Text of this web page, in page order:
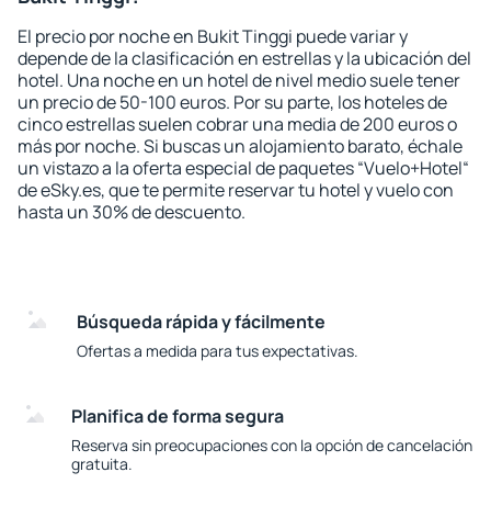
El precio por noche en Bukit Tinggi puede variar y
depende de la clasificación en estrellas y la ubicación del
hotel. Una noche en un hotel de nivel medio suele tener
un precio de 50-100 euros. Por su parte, los hoteles de
cinco estrellas suelen cobrar una media de 200 euros o
más por noche. Si buscas un alojamiento barato, échale
un vistazo a la oferta especial de paquetes “Vuelo+Hotel“
de eSky.es, que te permite reservar tu hotel y vuelo con
hasta un 30% de descuento.
Búsqueda rápida y fácilmente
Ofertas a medida para tus expectativas.
Planifica de forma segura
Reserva sin preocupaciones con la opción de cancelación
gratuita.